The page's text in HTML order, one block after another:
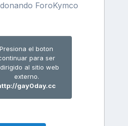
ForoKymco
Presiona el boton
para ser
al sitio web
externo.
gay0day.cc